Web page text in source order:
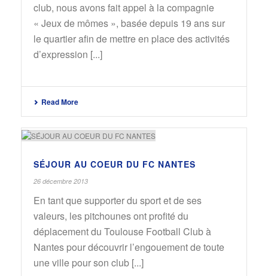
club, nous avons fait appel à la compagnie
« Jeux de mômes », basée depuis 19 ans sur
le quartier afin de mettre en place des activités
d’expression [...]
Read More
SÉJOUR AU COEUR DU FC NANTES
26 décembre 2013
En tant que supporter du sport et de ses
valeurs, les pitchounes ont profité du
déplacement du Toulouse Football Club à
Nantes pour découvrir l’engouement de toute
une ville pour son club [...]